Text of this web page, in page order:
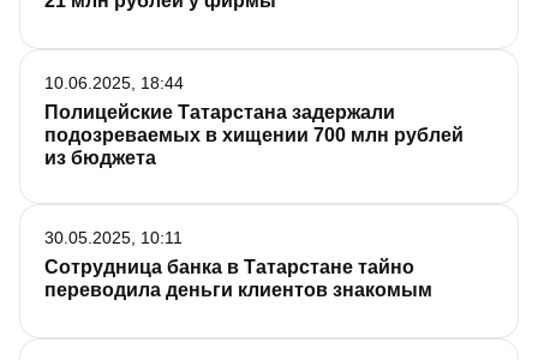
Полицейские Татарстана задержали
подозреваемых в хищении 700 млн рублей
из бюджета
10.06.2025, 18:44
Сотрудница банка в Татарстане тайно
переводила деньги клиентов знакомым
30.05.2025, 10:11